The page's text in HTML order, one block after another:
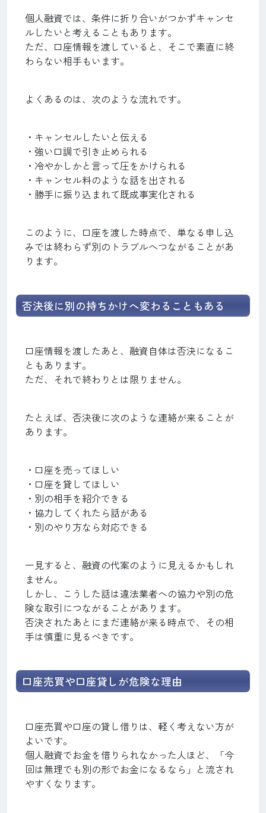
個人融資では、条件に折り合いがつかずキャンセ
ルしたいと考えることもあります。
ただ、口座情報を渡していると、そこで素直に終
わらない相手もいます。
よくあるのは、次のような流れです。
・キャンセルしたいと伝える
・強い口調で引き止められる
・冷やかしかと言って圧をかけられる
・キャンセル料のような話を出される
・勝手に振り込まれて既成事実化される
このように、口座を渡した時点で、単なる申し込
みでは終わらず別のトラブルへつながることがあ
ります。
否決後に別の持ちかけへ変わることもある
口座情報を渡したあと、融資自体は否決になるこ
ともあります。
ただ、それで終わりとは限りません。
たとえば、否決後に次のような連絡が来ることが
あります。
・口座を売ってほしい
・口座を貸してほしい
・別の相手を紹介できる
・協力してくれたら話がある
・別のやり方なら対応できる
一見すると、融資の代案のように見えるかもしれ
ません。
しかし、こうした話は違法業者への協力や別の危
険な取引につながることがあります。
否決されたあとにまだ連絡が来る時点で、その相
手は慎重に見るべきです。
口座売買や口座貸しが危険な理由
口座売買や口座の貸し借りは、軽く考えない方が
よいです。
個人融資でお金を借りられなかった人ほど、「今
回は無理でも別の形でお金になるなら」と流され
やすくなります。